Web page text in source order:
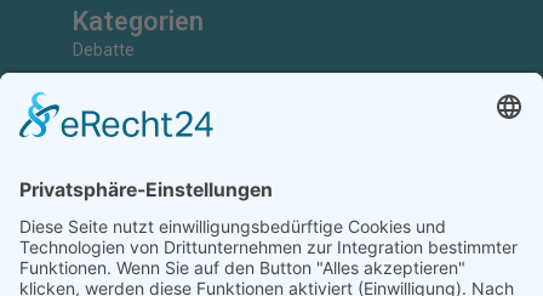
Kategorien
Debatte
Grundlagen
Geschichte
Investigativ